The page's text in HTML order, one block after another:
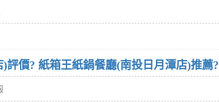
評價? 紙箱王紙鍋餐廳(南投日月潭店)推薦?